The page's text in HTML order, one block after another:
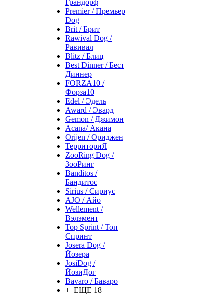
Грандорф
Premier / Премьер
Dog
Brit / Брит
Rawival Dog /
Равивал
Blitz / Блиц
Best Dinner / Бест
Диннер
FORZA10 /
Форза10
Edel / Эдель
Award / Эвард
Gemon / Джимон
Acana/ Акана
Orijen / Ориджен
ТерриториЯ
ZooRing Dog /
ЗооРинг
Banditos /
Бандитос
Sirius / Сириус
AJO / Айо
Wellement /
Вэлэмент
Top Sprint / Топ
Спринт
Josera Dog /
Йозера
JosiDog /
ЙозиДог
Bavaro / Баваро
+ ЕЩЕ 18